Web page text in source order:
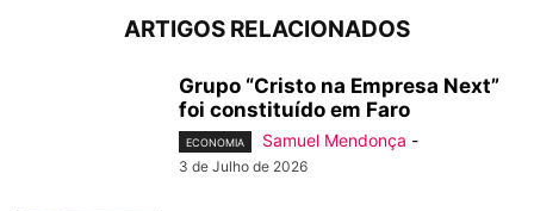
ARTIGOS RELACIONADOS
Grupo “Cristo na Empresa Next”
foi constituído em Faro
ECONOMIA Samuel Mendonça -
3 de Julho de 2026